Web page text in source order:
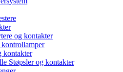
og kontakter
kontakter
Støpsler og kontakter